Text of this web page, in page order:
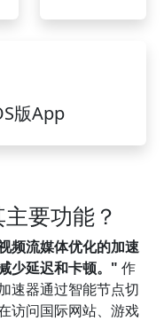
版App
要功能？
频流媒体优化的加速
少延迟和卡顿。" 作
速器通过智能节点切
访问国际网站、游戏